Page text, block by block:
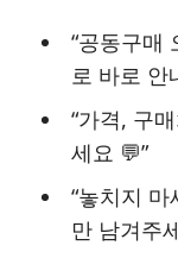
“공동구매
로 바로 안
“가격, 구
세요 💬”
“놓치지 마
만 남겨주